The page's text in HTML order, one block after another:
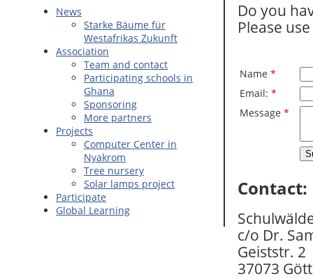
News
Starke Bäume für
Westafrikas Zukunft
Association
Team and contact
Participating schools in
Ghana
Sponsoring
More partners
Projects
Computer Center in
Nyakrom
Tree nursery
Solar lamps project
Participate
Global Learning
Do you
Please
Name *
Email: *
Message *
Contact:
c/o Dr.
Geiststr. 2
37073